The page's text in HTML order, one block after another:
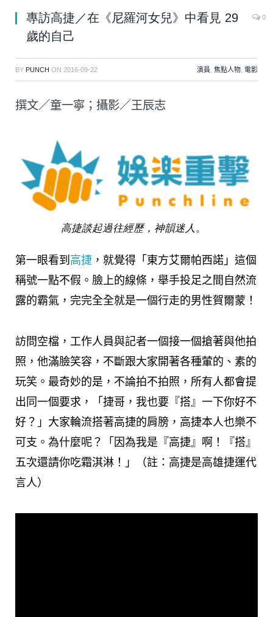
專訪高捷／在《尼羅河女兒》中看見 29
歲的自己
0
BY PUNCH ON 2016-09-22 演員 焦點人物 電影
撰文／童一寧；攝影／王辰志
高捷談起過往經歷，神韻迷人。
第一眼看到 高捷 ，就覺得「東方艾爾帕西諾」這個
稱號一點不假。臉上的線條，舉手投足之間自然流
露的霸氣，完完全全就是一個行走的男性賀爾蒙！
訪問空檔，工作人員與記者一個接一個搶著與他拍
照，他滿臉笑容，不斷跟大家開著各種葷的、素的
玩笑。最奇妙的是，不論拍不拍照，所有人都會提
出同一個要求，「捷哥，我也要『搭』一下你好不
好？」大家輪流搭著高捷的肩膀，高捷本人也樂不
可支。為什麼呢？「因為我是『高捷』啊！『搭』
五次還請你吃霜淇淋！」（註：高捷是高雄捷運代
言人）